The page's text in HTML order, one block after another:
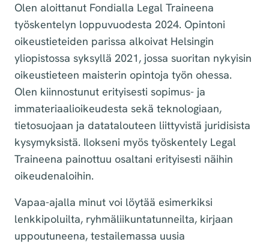
Olen aloittanut Fondialla Legal Traineena
työskentelyn loppuvuodesta 2024. Opintoni
oikeustieteiden parissa alkoivat Helsingin
yliopistossa syksyllä 2021, jossa suoritan nykyisin
oikeustieteen maisterin opintoja työn ohessa.
Olen kiinnostunut erityisesti sopimus- ja
immateriaalioikeudesta sekä teknologiaan,
tietosuojaan ja datatalouteen liittyvistä juridisista
kysymyksistä. Ilokseni myös työskentely Legal
Traineena painottuu osaltani erityisesti näihin
oikeudenaloihin.
Vapaa-ajalla minut voi löytää esimerkiksi
lenkkipoluilta, ryhmäliikuntatunneilta, kirjaan
uppoutuneena, testailemassa uusia